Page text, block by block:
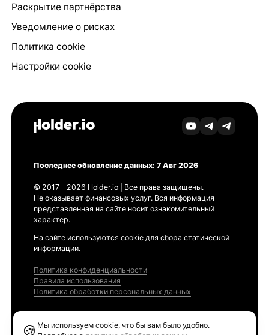
Раскрытие партнёрства
Уведомление о рисках
Политика cookie
Настройки cookie
Последнее обновление данных: 7 Авг 2026
© 2017 - 2026 Holder.io | Все права защищены.
Не оказывает финансовых услуг. Вся информация
представленная на сайте носит ознакомительный
характер.
На сайте используются cookie для сбора статической
информации.
Политика конфиденциальности
Правила использования
Политика обработки персональных данных
🍪 Мы используем cookie, что бы вам было удобно.